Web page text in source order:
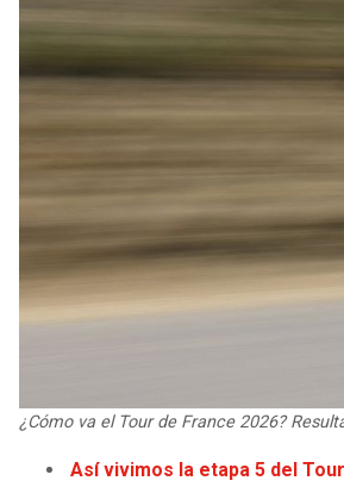
¿Cómo va el Tour de France 2026?
Así vivimos la etapa 5 del